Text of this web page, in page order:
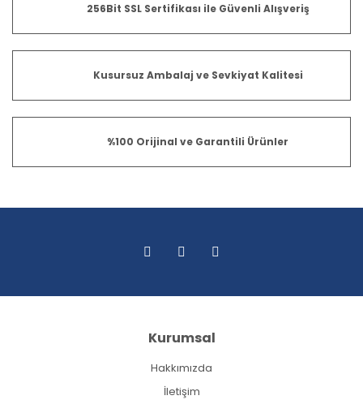
256Bit SSL Sertifikası ile Güvenli Alışveriş
Kusursuz Ambalaj ve Sevkiyat Kalitesi
%100 Orijinal ve Garantili Ürünler
Kurumsal
Hakkımızda
İletişim